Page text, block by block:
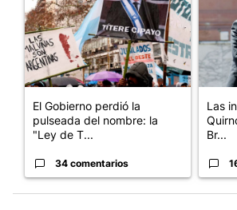
El Gobierno perdió la
pulseada del nombre: la
"Ley de T...
34 comentarios
Las
Br...